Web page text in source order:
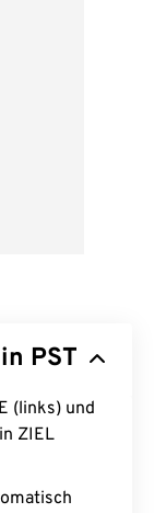
PST
(links) und
ZIEL